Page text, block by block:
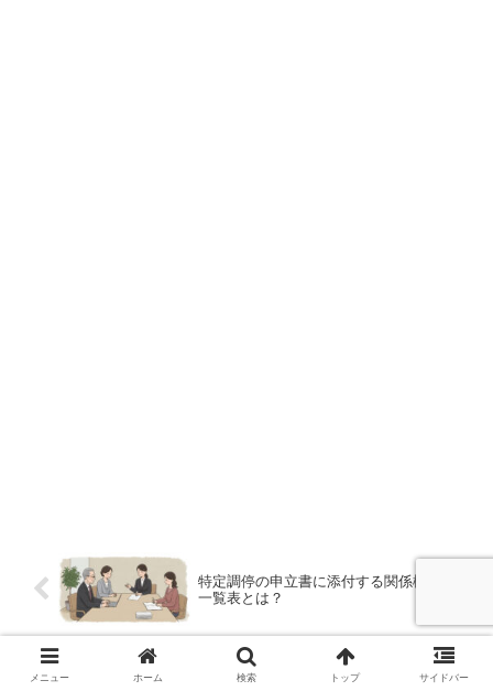
特定調停の申立書に添付する関係権利者
一覧表とは？
特定調停した後でも過払い金返還請求で
メニュー ホーム 検索 トップ サイドバー